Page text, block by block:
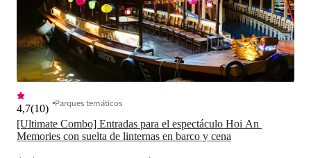
[Ultimate Combo] Entradas para el espectáculo Hoi An
4,7(10) Parques temáticos